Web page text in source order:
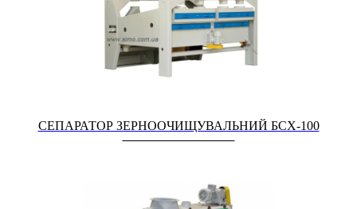
СЕПАРАТОР ЗЕРНООЧИЩУВАЛЬНИЙ БСХ-100